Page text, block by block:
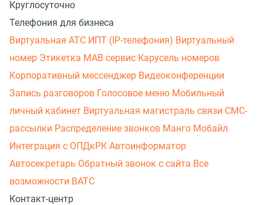
Круглосуточно
Телефония для бизнеса
Виртуальная АТС ИПТ (IP-телефония) Виртуальный
номер Этикетка МАВ сервис Карусель номеров
Корпоративный мессенджер Видеоконференции
Запись разговоров Голосовое меню Мобильный
личный кабинет Виртуальная магистраль связи СМС-
рассылки Распределение звонков Манго Мобайл
Интеграция с ОПДкРК Автоинформатор
Автосекретарь Обратный звонок с сайта Все
возможности ВАТС
Контакт-центр